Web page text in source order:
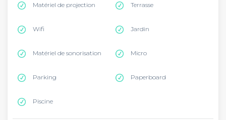
Matériel de projection Terrasse
Wifi Jardin
Matériel de sonorisation Micro
Parking Paperboard
Piscine